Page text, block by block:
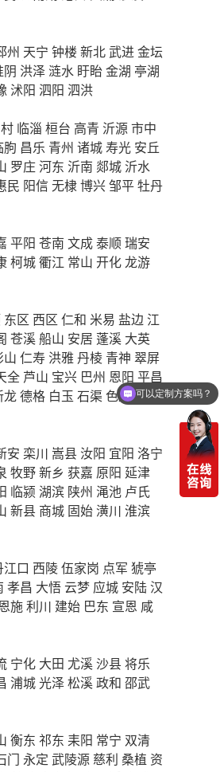
州 天宁 钟楼 新北武进金坛
阴 洪泽 涟水 盱眙金湖 亭湖
沭阳 泗阳 泗洪
临淄 桓台 高青 沂源市中
朐 昌乐 青州 诸城寿光 安丘
罗庄河东 沂南 郯城 沂水
民 阳信无棣博兴邹平牡丹
平阳 苍南 文成泰顺瑞安
柯城衢江 常山 开化龙游
东区 西区 仁和 米易 盐边 江
苍溪船山 安居 蓬溪 大英
山 仁寿 洪雅丹棱 青神 翠屏
全 芦山 宝兴 巴州 恩阳 平昌
龙德格 白玉 石渠色达理塘
安 栾川 嵩县 汝阳 宜阳 洛宁
牧野新乡 获嘉 原阳 延津
临颍 湖滨 陕州 渑池 卢氏
新县 商城 固始潢川 淮滨
江口 西陵伍家岗 点军 猇亭
孝昌 大悟 云梦 应城 安陆汉
施利川 建始 巴东 宣恩 咸
宁化 大田 尤溪沙县将乐
浦城光泽松溪政和 邵武
衡东 祁东 耒阳 常宁 双清
门 永定 武陵源 慈利 桑植 资
你们电话多少
可以定制方案吗？